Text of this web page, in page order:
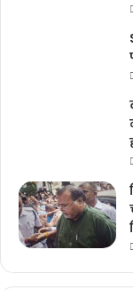
mukesh
mukesh